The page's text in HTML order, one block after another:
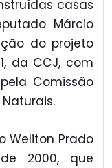
casas
Márcio
do projeto
da CCJ, com
Comissão
Weliton Prado
2000, que